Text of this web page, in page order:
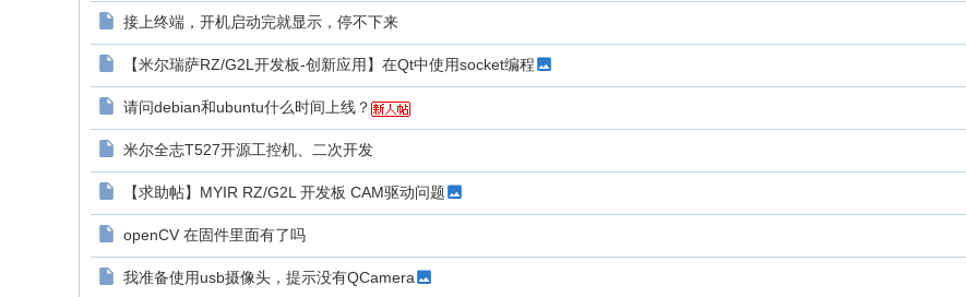
接上终端，开机启动完就显示，停不下来
【米尔瑞萨RZ/G2L开发板-创新应用】在Qt中使用socket编程
请问debian和ubuntu什么时间上线？
米尔全志T527开源工控机、二次开发
【求助帖】MYIR RZ/G2L 开发板 CAM驱动问题
openCV 在固件里面有了吗
我准备使用usb摄像头，提示没有QCamera